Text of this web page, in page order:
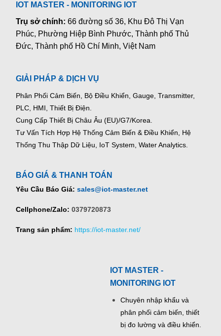
IOT MASTER - MONITORING IOT
Trụ sở chính:66 đường số 36, Khu Đô Thị Vạn
Phúc, Phường Hiệp Bình Phước, Thành phố Thủ
Đức, Thành phố Hồ Chí Minh, Việt Nam
GIẢI PHÁP & DỊCH VỤ
Phân Phối Cảm Biến, Bộ Điều Khiển, Gauge, Transmitter,
PLC, HMI, Thiết Bị Điện.
Cung Cấp Thiết Bị Châu Âu (EU)/G7/Korea.
Tư Vấn Tích Hợp Hệ Thống Cảm Biến & Điều Khiển, Hệ
Thống Thu Thập Dữ Liệu, IoT System, Water Analytics.
BÁO GIÁ & THANH TOÁN
Yêu Cầu Báo Giá: sales@iot-master.net
Cellphone/Zalo: 0379720873
Trang sản phẩm: https://iot-master.net/
IOT MASTER -
MONITORING IOT
Chuyên nhập khẩu và
phân phối cảm biến, thiết
bị đo lường và điều khiển.